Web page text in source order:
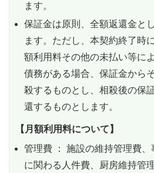
ます。
保証金は原則、全額返還金と
ます。ただし、本契約終了時
額利用料その他の未払い等に
債務がある場合、保証金から
殺するものとし、相殺後の保
還するものとします。
【月額利用料について】
管理費 ： 施設の維持管理費
に関わる人件費、厨房維持管